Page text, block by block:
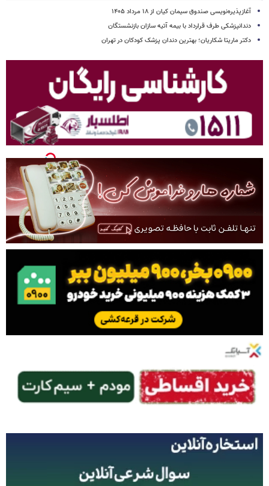
آغازپذیره‌نویسی صندوق سیمان کیان از ۱۸ مرداد ۱۴۰۵
دندانپزشکی طرف قرارداد با بیمه آتیه سازان بازنشستگان
دکتر ماریتا شکاریان؛ بهترین دندان پزشک کودکان در تهران